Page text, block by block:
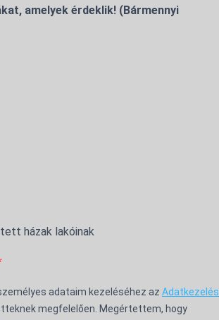
amelyek érdeklik! (Bármennyi
házak lakóinak
adataim kezeléséhez az
megfelelően. Megértettem, hogy